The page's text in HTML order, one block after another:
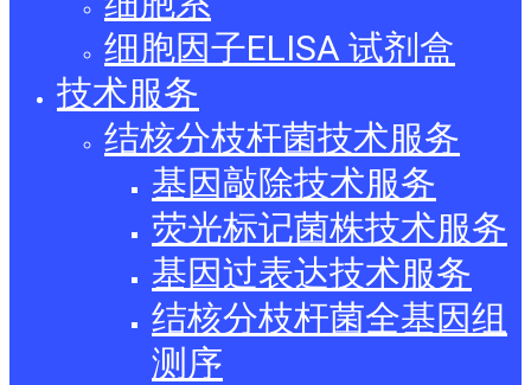
细胞因子ELISA 试剂盒
技术服务
结核分枝杆菌技术服务
基因敲除技术服务
荧光标记菌株技术服务
基因过表达技术服务
结核分枝杆菌全基因组
测序